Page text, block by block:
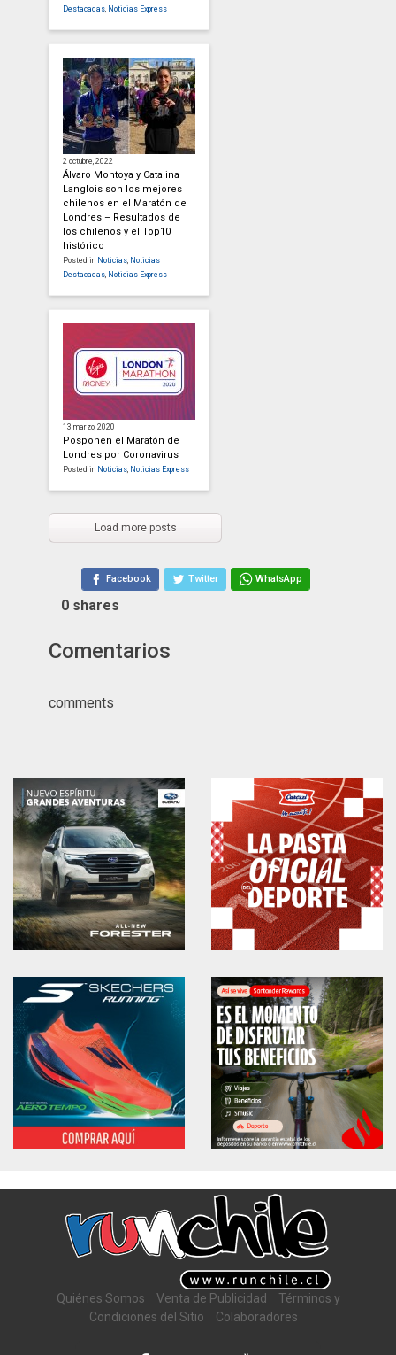
Destacadas Noticias Express
2 octubre, 2022
Álvaro Montoya y Catalina
Langlois son los mejores
chilenos en el Maratón de
Londres – Resultados de
los chilenos y el Top10
histórico
Posted in Noticias Noticias
Destacadas Noticias Express
13 marzo, 2020
Posponen el Maratón de
Londres por Coronavirus
Posted in Noticias Noticias Express
Load more posts
Facebook Twitter WhatsApp
0 shares
Comentarios
comments
Quiénes Somos Venta de Publicidad
Términos y
Condiciones del Sitio
Colaboradores